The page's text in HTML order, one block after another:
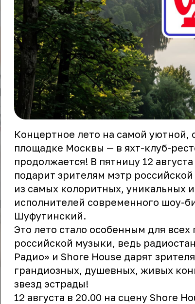
Концертное лето на самой уютной,
площадке Москвы — в яхт-клуб-
продолжается! В пятницу 12
подарит зрителям мэтр
из самых колоритных, уникальных
исполнителей современного шоу-
Шуфутинский.
Это лето стало особенным для всех
российской музыки, ведь
Радио» и Shore House дарят
грандиозных, душевных, живых
звезд эстрады!
12 августа в 20.00 на сцену Shore